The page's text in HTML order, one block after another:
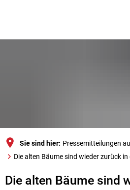
Sie sind hier: Pressemitteilungen
Die alten Bäume sind wieder zurück
Die alten Bäume sind